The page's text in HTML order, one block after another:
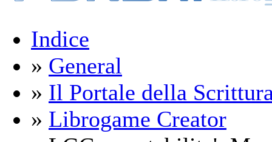
Indice
» General
» Il Portale della
» Librogame Creator